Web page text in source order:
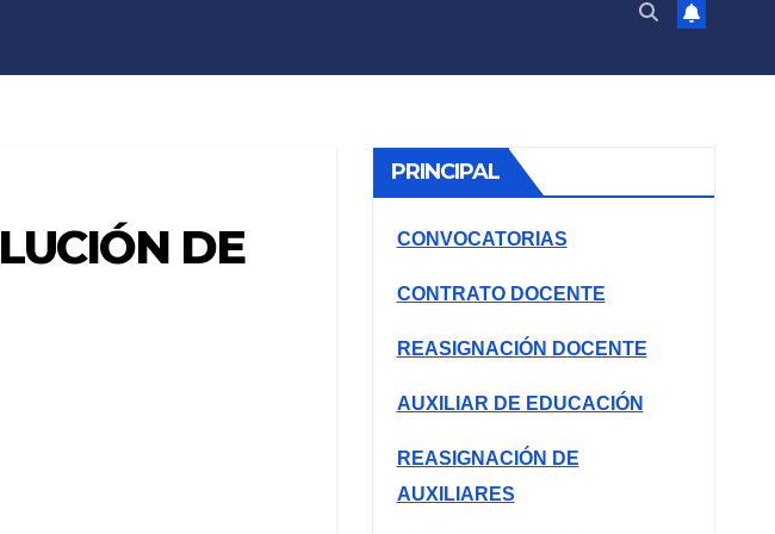
DE
PRINCIPAL
CONVOCATORIAS
CONTRATO DOCENTE
REASIGNACIÓN DOCENTE
AUXILIAR DE EDUCACIÓN
REASIGNACIÓN DE
AUXILIARES